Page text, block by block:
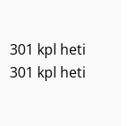
301 kpl heti
301 kpl heti